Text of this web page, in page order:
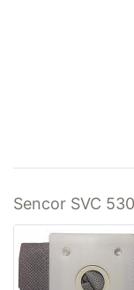
Sencor SVC